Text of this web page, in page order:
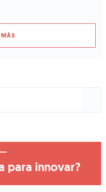
MÁS
para innovar?